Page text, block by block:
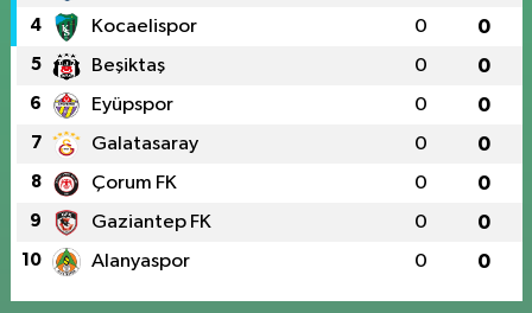
4 Kocaelispor 0 0
5 Beşiktaş 0 0
6 Eyüpspor 0 0
7 Galatasaray 0 0
8 Çorum FK 0 0
9 Gaziantep FK 0 0
10 Alanyaspor 0 0